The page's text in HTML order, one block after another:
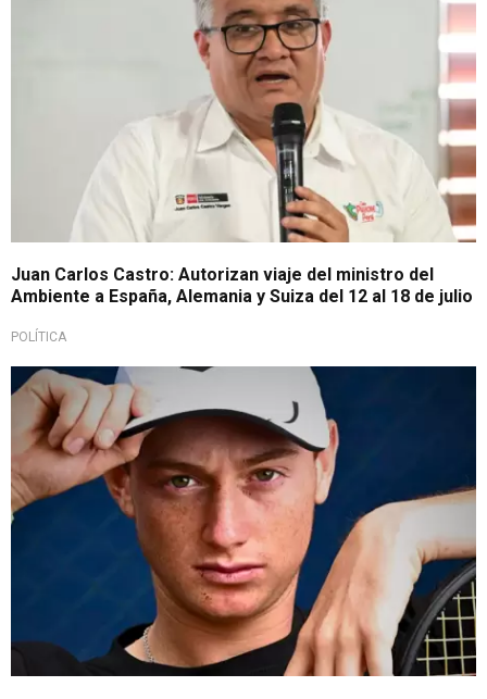
Juan Carlos Castro: Autorizan viaje del ministro del
Ambiente a España, Alemania y Suiza del 12 al 18 de julio
POLÍTICA
¡En la cima!